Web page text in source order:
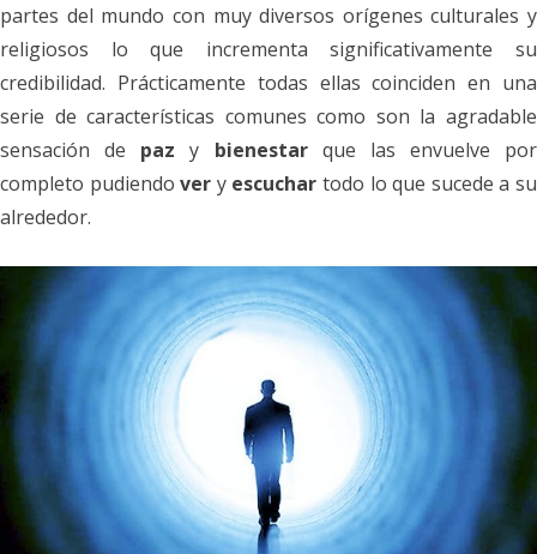
partes del mundo con muy diversos orígenes culturales y
religiosos lo que incrementa significativamente su
credibilidad. Prácticamente todas ellas coinciden en una
serie de características comunes como son la agradable
sensación de paz y bienestar que las envuelve por
completo pudiendover y escuchar todo lo que sucede a su
alrededor.